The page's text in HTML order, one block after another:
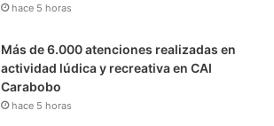
hace 5 horas
Más de 6.000 atenciones realizadas en
actividad lúdica y recreativa en CAI
Carabobo
hace 5 horas